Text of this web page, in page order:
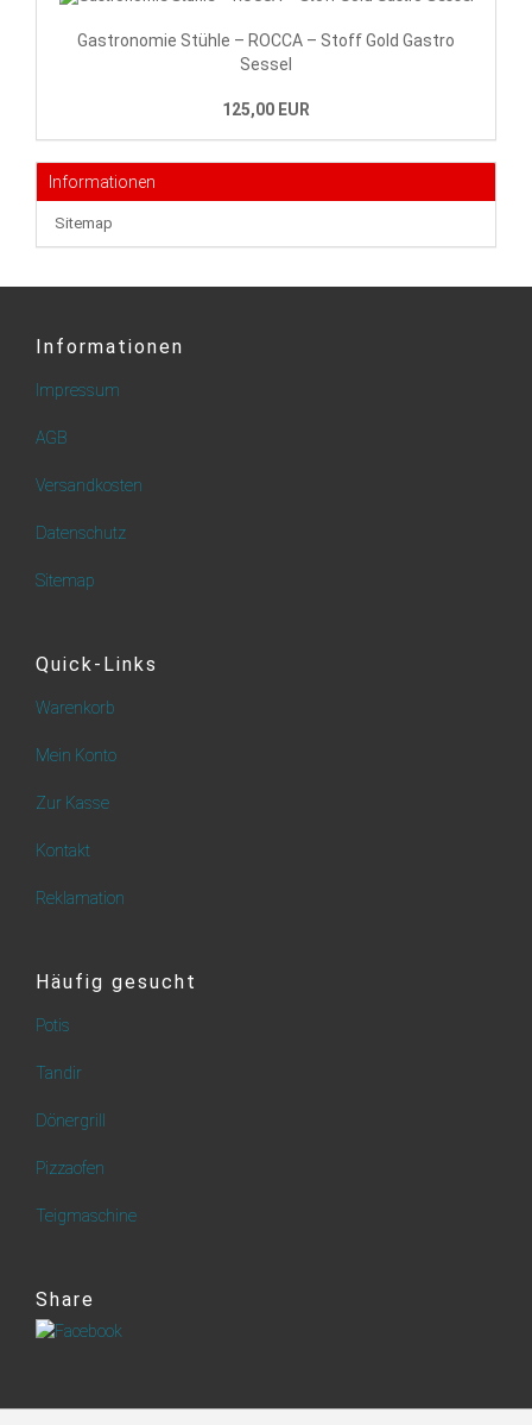
Gastronomie Stühle – ROCCA – Stoff Gold Gastro
Sessel
125,00 EUR
Informationen
Sitemap
Informationen
Impressum
AGB
Versandkosten
Datenschutz
Sitemap
Quick-Links
Warenkorb
Mein Konto
Zur Kasse
Kontakt
Reklamation
Häufig gesucht
Potis
Tandir
Dönergrill
Pizzaofen
Teigmaschine
Share